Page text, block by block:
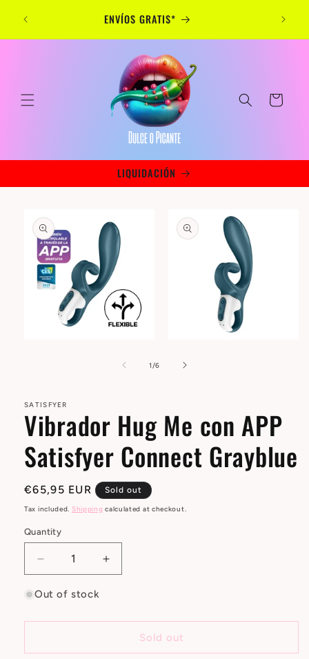
content
ENVÍOS GRATIS*
Cart
LIQUIDACIÓN
product
information
1 /of
6
SATISFYER
Vibrador Hug Me con APP
Satisfyer Connect Grayblue
Regular
price
€65,95 EUR Sold out
Tax included. Shipping calculated at checkout.
Quantity
Decrease
quantity
for
Hug
con
Increase
quantity
Hug
con
Out of stock
Sold out